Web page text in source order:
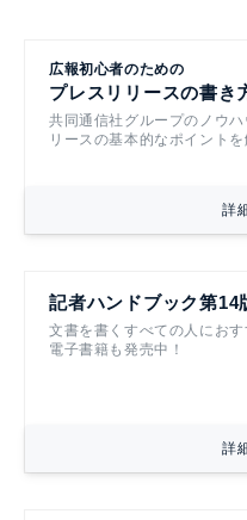
広報初心者のための
プレスリリースの書き
共同通信社グループのノウ
リースの基本的なポイントを
詳
記者ハンドブック第14
文書を書くすべての人におす
電子書籍も発売中！
詳